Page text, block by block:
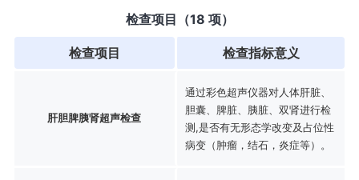
检查项目（18 项）
检查项目 检查指标意义
肝胆脾胰肾超声检查
通过彩色超声仪器对人体肝脏、
胆囊、脾脏、胰脏、双肾进行检
测,是否有无形态学改变及占位性
病变（肿瘤，结石，炎症等）。